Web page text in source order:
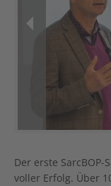
Previous
Der erste SarcBOP-
voller Erfolg. Über